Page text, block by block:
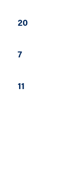
20
7
11